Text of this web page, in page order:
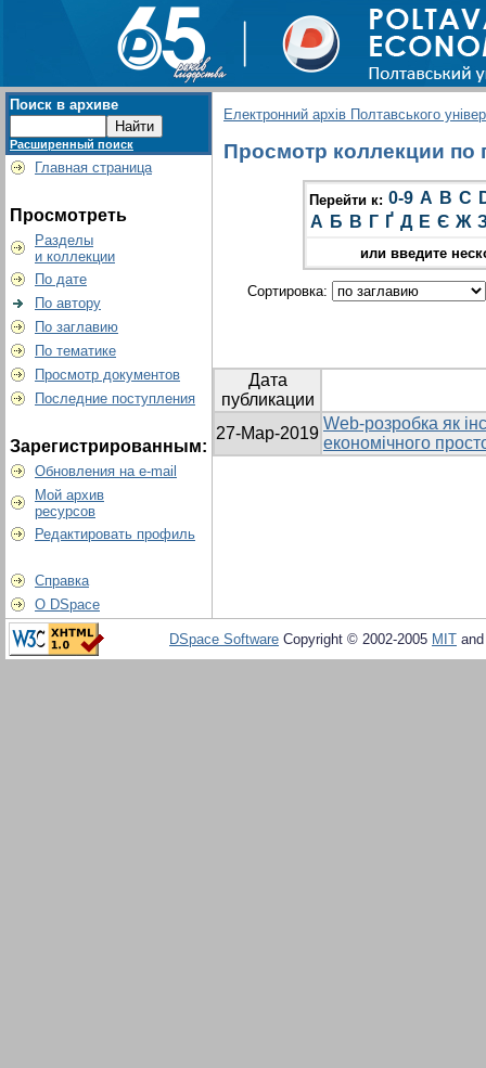
Поиск в архиве
Расширенный поиск
Главная страница
Просмотреть
Разделы
и коллекции
По дате
По автору
По заглавию
По тематике
Просмотр документов
Последние поступления
Зарегистрированным:
Обновления на e-mail
Мой архив
ресурсов
Редактировать профиль
Справка
О DSpace
Електронний архів Полтавського
Просмотр коллекции по
Перейти к: 0-9 A B C
А Б В Г Ґ Д Е Є Ж
или введите
Сортировка:
Дата
публикации
27-Мар-2019
Web-розробка як
економічного
DSpace Software Copyright © 2002-2005 MIT